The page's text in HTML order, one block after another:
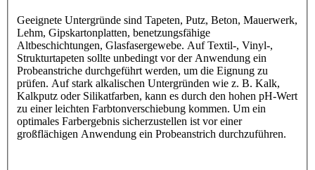
Geeignete Untergründe sind Tapeten, Putz, Beton, Mauerwerk,
Lehm, Gipskartonplatten, benetzungsfähige
Altbeschichtungen, Glasfasergewebe. Auf Textil-, Vinyl-,
Strukturtapeten sollte unbedingt vor der Anwendung ein
Probeanstriche durchgeführt werden, um die Eignung zu
prüfen. Auf stark alkalischen Untergründen wie z. B. Kalk,
Kalkputz oder Silikatfarben, kann es durch den hohen pH-Wert
zu einer leichten Farbtonverschiebung kommen. Um ein
optimales Farbergebnis sicherzustellen ist vor einer
großflächigen Anwendung ein Probeanstrich durchzuführen.